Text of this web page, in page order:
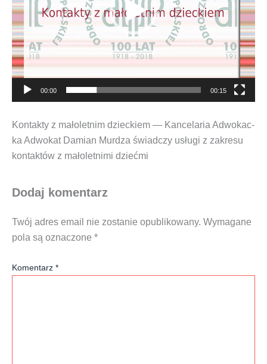
00:00 00:15
Kon­tak­ty z mało­let­nim dziec­kiem — Kan­ce­la­ria Adwo­kac­
ka Adwo­kat Damian Mur­dza świad­czy usłu­gi z zakre­su
kon­tak­tów z mało­let­ni­mi dziećmi
Dodaj komentarz
Twój adres email nie zostanie opublikowany. Wymagane
pola są oznaczone *
Komentarz *